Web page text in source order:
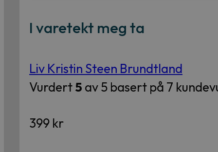
Kritikk
Samfunn
Krim
I varetekt meg ta
Liv Kristin Steen Brundtland
Vurdert5 av 5 basert på 7
399 kr